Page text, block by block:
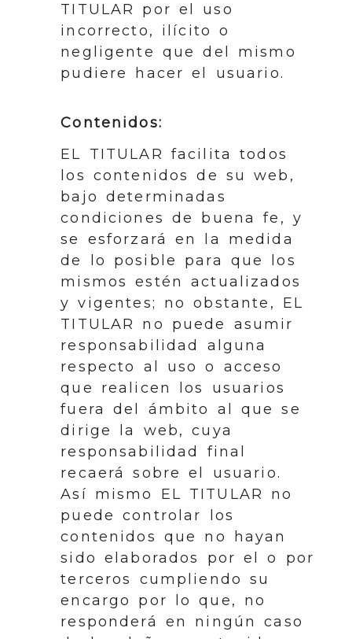
TITULAR por el uso
incorrecto, ilícito o
negligente que del mismo
pudiere hacer el usuario.
Contenidos:
EL TITULAR facilita todos
los contenidos de su web,
bajo determinadas
condiciones de buena fe, y
se esforzará en la medida
de lo posible para que los
mismos estén actualizados
y vigentes; no obstante, EL
TITULAR no puede asumir
responsabilidad alguna
respecto al uso o acceso
que realicen los usuarios
fuera del ámbito al que se
dirige la web, cuya
responsabilidad final
recaerá sobre el usuario.
Así mismo EL TITULAR no
puede controlar los
contenidos que no hayan
sido elaborados por el o por
terceros cumpliendo su
encargo por lo que, no
responderá en ningún caso